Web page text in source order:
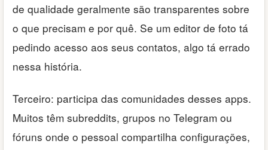
de qualidade geralmente são transparentes sobre
o que precisam e por quê. Se um editor de foto tá
pedindo acesso aos seus contatos, algo tá errado
nessa história.
Terceiro: participa das comunidades desses apps.
Muitos têm subreddits, grupos no Telegram ou
fóruns onde o pessoal compartilha configurações,